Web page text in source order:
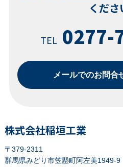
くださ
TEL 0277-
メールでのお問合
株式会社稲垣工業
〒379-2311
群馬県みどり市笠懸町阿左美1949-9